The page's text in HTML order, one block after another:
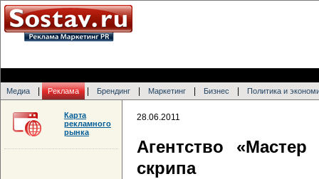
Медиа Реклама Брендинг Маркетинг Бизнес Политика и
28.06.2011
Агентство
скрипа
Карта
рекламного
рынка